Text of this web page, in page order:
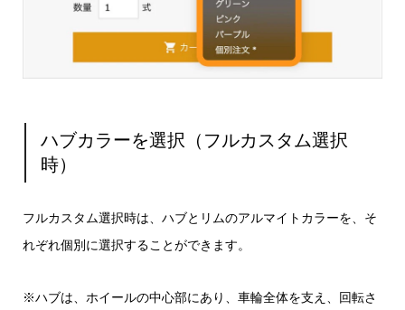
ハブカラーを選択（フルカスタム選択
時）
フルカスタム選択時は、ハブとリムのアルマイトカラーを、そ
れぞれ個別に選択することができます。
※ハブは、ホイールの中心部にあり、車輪全体を支え、回転さ